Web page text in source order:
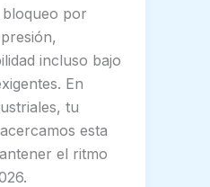
por
incluso bajo
En
tu
esta
el ritmo